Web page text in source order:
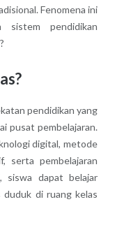
Fenomena ini
sistem pendidikan
pendidikan yang
pusat pembelajaran.
digital, metode
serta pembelajaran
siswa dapat belajar
duduk di ruang kelas